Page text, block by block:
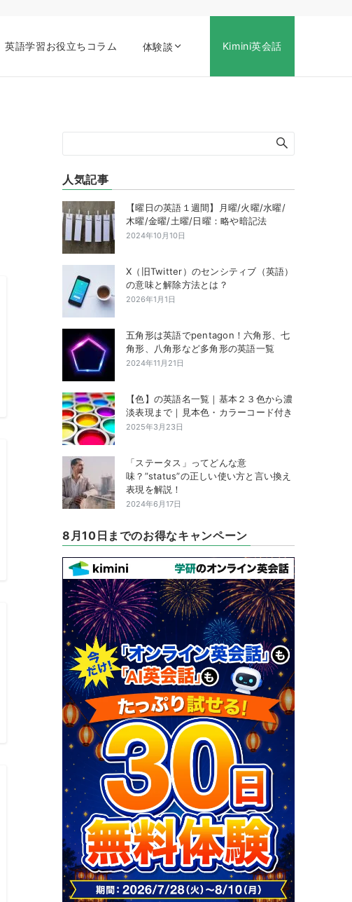
英語学習お役立ちコラム 体験談 Kimini英会話
人気記事
【曜日の英語１週間】月曜/火曜/水曜/
木曜/金曜/土曜/日曜：略や暗記法
2024年10月10日
X（旧Twitter）のセンシティブ（英語）
の意味と解除方法とは？
2026年1月1日
五角形は英語でpentagon！六角形、七
角形、八角形など多角形の英語一覧
2024年11月21日
【色】の英語名一覧｜基本２３色から濃
淡表現まで｜見本色・カラーコード付き
2025年3月23日
「ステータス」ってどんな意
味？”status”の正しい使い方と言い換え
表現を解説！
2024年6月17日
8月10日までのお得なキャンペーン